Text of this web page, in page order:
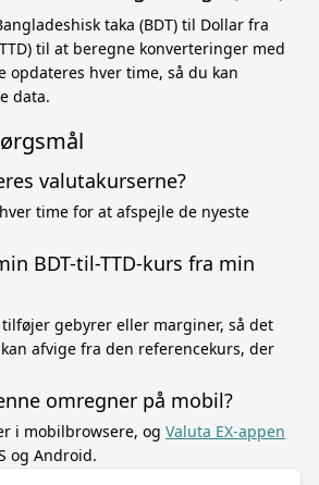
taka (BDT) til Dollar fra
til at beregne konverteringer med
opdateres hver time, så du kan
data.
valutakurserne?
time for at afspejle de nyeste
BDT-til-TTD-kurs fra min
gebyrer eller marginer, så det
afvige fra den referencekurs, der
omregner på mobil?
i mobilbrowsere, og Valuta EX-appen
og Android.